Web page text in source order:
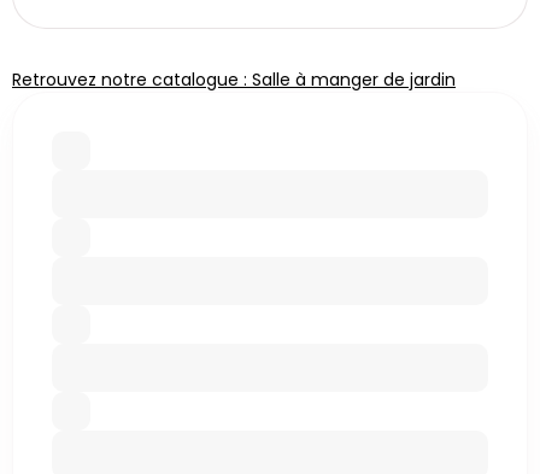
Retrouvez notre catalogue : Salle à manger de jardin